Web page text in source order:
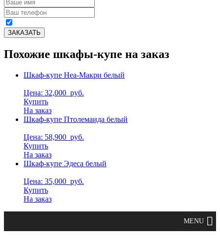
Похожие шкафы-купе на заказ
Шкаф-купе Неа-Макри белый
Цена: 32,000 руб.
Купить
На заказ
Шкаф-купе Птолемаида белый
Цена: 58,900 руб.
Купить
На заказ
Шкаф-купе Эдеса белый
Цена: 35,000 руб.
Купить
На заказ